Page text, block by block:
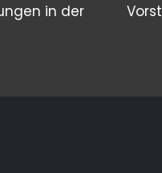
in der